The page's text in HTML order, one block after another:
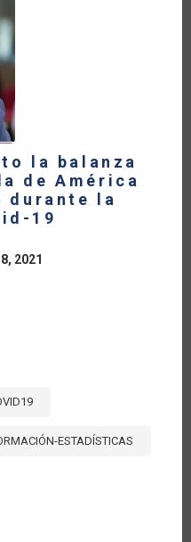
la balanza
de América
durante la
19
2021
ESTADÍSTICAS